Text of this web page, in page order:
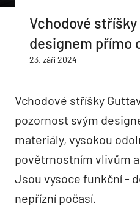
Vchodové
designem přímo
23. září 2024
Vchodové stříšky
pozornost svým
materiály, vysokou
povětrnostním vlivům
Jsou vysoce funkční -
nepřízní počasí.